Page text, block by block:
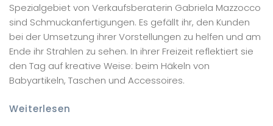
Spezialgebiet von Verkaufsberaterin Gabriela Mazzocco
sind Schmuckanfertigungen. Es gefällt ihr, den Kunden
bei der Umsetzung ihrer Vorstellungen zu helfen und am
Ende ihr Strahlen zu sehen. In ihrer Freizeit reflektiert sie
den Tag auf kreative Weise: beim Häkeln von
Babyartikeln, Taschen und Accessoires.
Weiterlesen